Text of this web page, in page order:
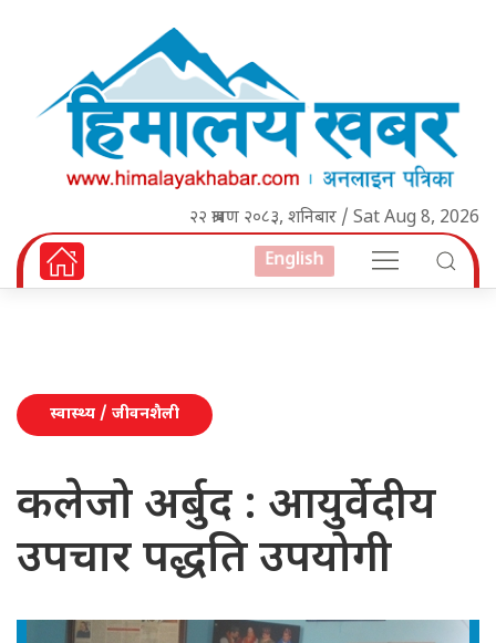
२२ श्रावण २०८३, शनिबार / Sat Aug 8, 2026
English
स्वास्थ्य / जीवनशैली
कलेजो अर्बुद : आयुर्वेदीय
उपचार पद्धति उपयोगी